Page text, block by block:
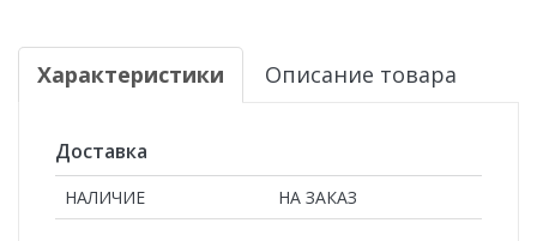
Характеристики Описание товара
Доставка
НАЛИЧИЕ НА ЗАКАЗ